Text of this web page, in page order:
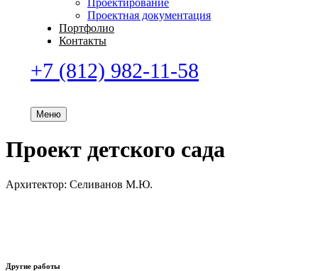
Проектная документация
Портфолио
Контакты
+7 (812) 982-11-58
Меню
Проект детского сада
Архитектор: Селиванов М.Ю.
Другие работы